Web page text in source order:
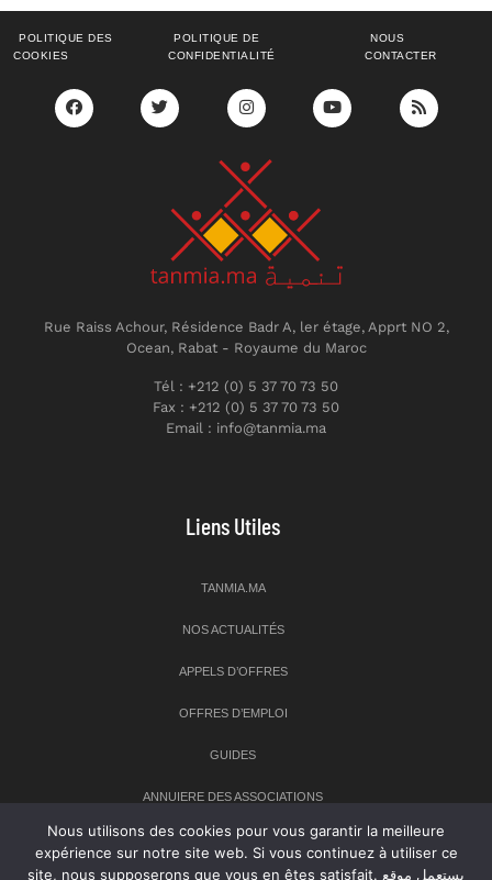
POLITIQUE DES
COOKIES
POLITIQUE DE
CONFIDENTIALITÉ
NOUS
CONTACTER
Rue Raiss Achour, Résidence Badr A, ler étage, Apprt NO 2,
Ocean, Rabat - Royaume du Maroc
Tél : +212 (0) 5 37 70 73 50
Fax : +212 (0) 5 37 70 73 50
Email : info@tanmia.ma
Liens Utiles
TANMIA.MA
NOS ACTUALITÉS
APPELS D’OFFRES
OFFRES D’EMPLOI
GUIDES
ANNUIERE DES ASSOCIATIONS
Newsletter
Nous utilisons des cookies pour vous garantir la meilleure
expérience sur notre site web. Si vous continuez à utiliser ce
site, nous supposerons que vous en êtes satisfait. يستعمل موقع